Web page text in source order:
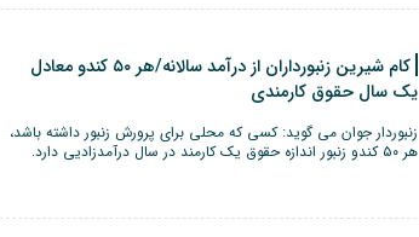
کام شیرین زنبورداران از درآمد سالانه/هر ۵۰ کندو معادل
یک سال حقوق کارمندی
زنبوردار جوان می گوید: کسی که محلی برای پرورش زنبور داشته باشد،
هر ۵۰ کندو زنبور اندازه حقوق یک کارمند در سال درآمدزادیی دارد.